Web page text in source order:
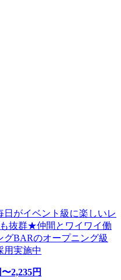
日がイベント級に楽しいレ
抜群★仲間とワイワイ働
グBARのオープニング級
用実施中
〜2,235円